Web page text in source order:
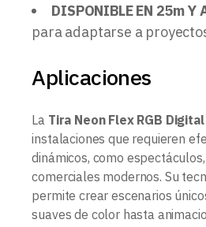
DISPONIBLE EN 25m Y
para adaptarse a
Aplicaciones
La Tira Neon Flex RGB Digital
instalaciones que requieren
dinámicos, como
comerciales modernos. Su
permite crear escenarios
suaves de color hasta